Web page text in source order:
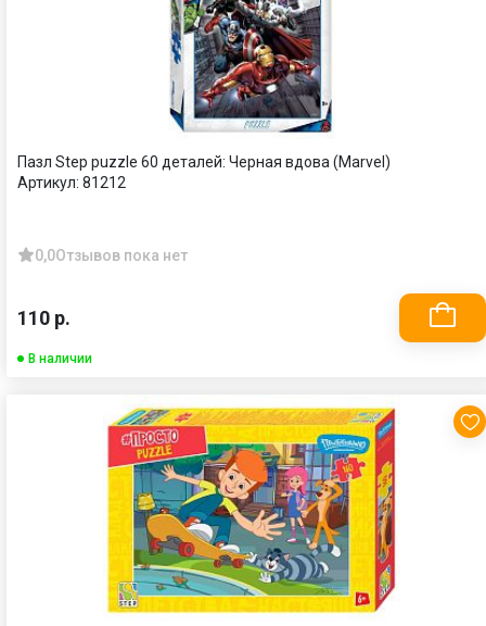
Пазл Step puzzle 60 деталей: Черная вдова (Marvel)
Артикул: 81212
0,0Отзывов пока нет
110 р.
В наличии